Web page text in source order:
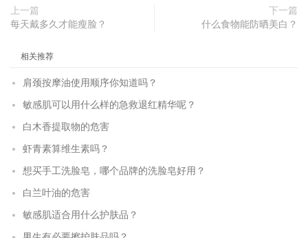
上一篇
每天戴多久才能瘦脸？
下一篇
什么食物能防晒美白？
相关推荐
肩颈按摩油使用顺序你知道吗？
敏感肌可以用什么样的急救退红精华呢？
白木香提取物的危害
虾青素算维生素吗？
想买手工洗脸皂，哪个品牌的洗脸皂好用？
白兰叶油的危害
敏感肌适合用什么护肤品？